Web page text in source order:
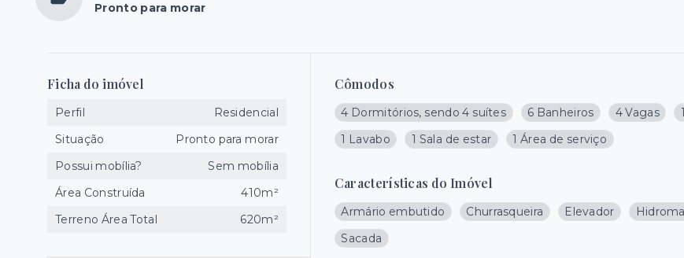
Pronto para morar
Cômodos
4 Dormitórios, sendo 4 suítes 6 Banheiros 4 Vagas
1 Lavabo
1 Sala de estar 1 Área de serviço
Características do Imóvel
Armário embutido Churrasqueira Elevador
Sacada
Ficha do imóvel
Perfil
Residencial
Situação
Pronto para morar
Possui mobília?
Sem mobília
Área Construída
410m²
Terreno Área Total
620m²